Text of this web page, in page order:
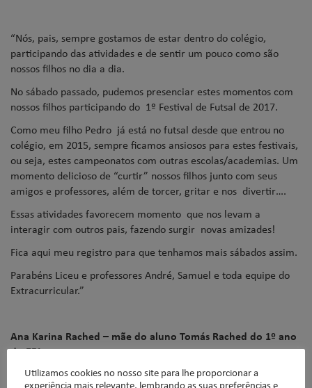
“Nós, pais, sempre gostamos de estar dentro do colégio,
participando das atividades e de sentir um pouco como são
nossos filhos no dia a dia.
No sábado passado, pudemos presenciar estes momentos com
nossos filhos participando do 1º Festival de Futsal de 2017.
Como meu filho Pedro já está no futsal desde que entrou no
colégio, em 2015, sempre ficamos ansiosos para estes festivais,
ou seja, estes campeonatos com outras escolas/academias. Um
momento delicioso de “curtir” nossos filhos junto com seus
amigos e professores, além de torcer, gritar e nos divertir….
Essas atividades favorecem momento que nos levam a
interagir com outros pais, fazendo surgir novas amizades!
Fica aqui meu registro para que tenhamos mais sábados assim.
Parabéns Liceu e professores André, Samuel e toda equipe do
Extracurricular.”
Ana Karina Rached – mãe do aluno Tomás Rached do 1º ano
do EF1
“(…) a todos que direta ou indiretamente contribuíram para a
Utilizamos cookies no nosso site para lhe proporcionar a
experiência mais relevante, lembrando as suas preferências e